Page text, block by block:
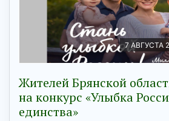
7 АВГУСТА
Жителей Брянской
на конкурс «Улыбка
единства»